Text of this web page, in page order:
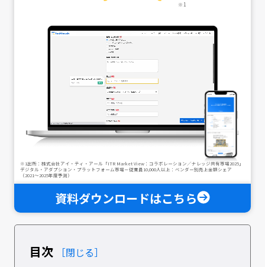
※1
※1出所：株式会社アイ・ティ・アール「ITR Market View：コラボレーション／ナレッジ共有市場2025」
デジタル・アダプション・プラットフォーム市場－従業員10,000人以上：ベンダー別売上金額シェア
（2021～2025年度予測）
資料ダウンロードはこちら
目次 ［閉じる］